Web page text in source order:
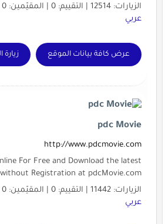
الزيارات: 12514 | التقييم: 0 | المقيّمين: 0 | الدولة:
عربي
عرض كافة بيانات الموقع
pdc Movie
http://www.pdcmovie.com
For Free and Download the latest
without Registration at pdcMovie.com
الزيارات: 11442 | التقييم: 0 | المقيّمين: 0 | الدولة:
عربي